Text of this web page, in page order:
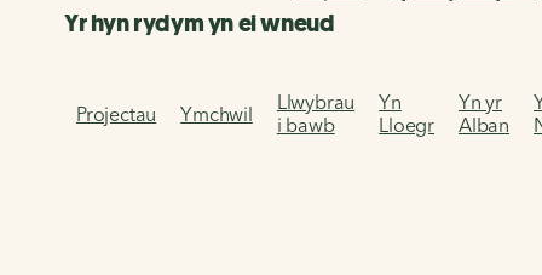
Yr hyn rydym yn ei wneud
Projectau Ymchwil
Llwybrau
i bawb
Yn
Lloegr
Yn yr
Alban